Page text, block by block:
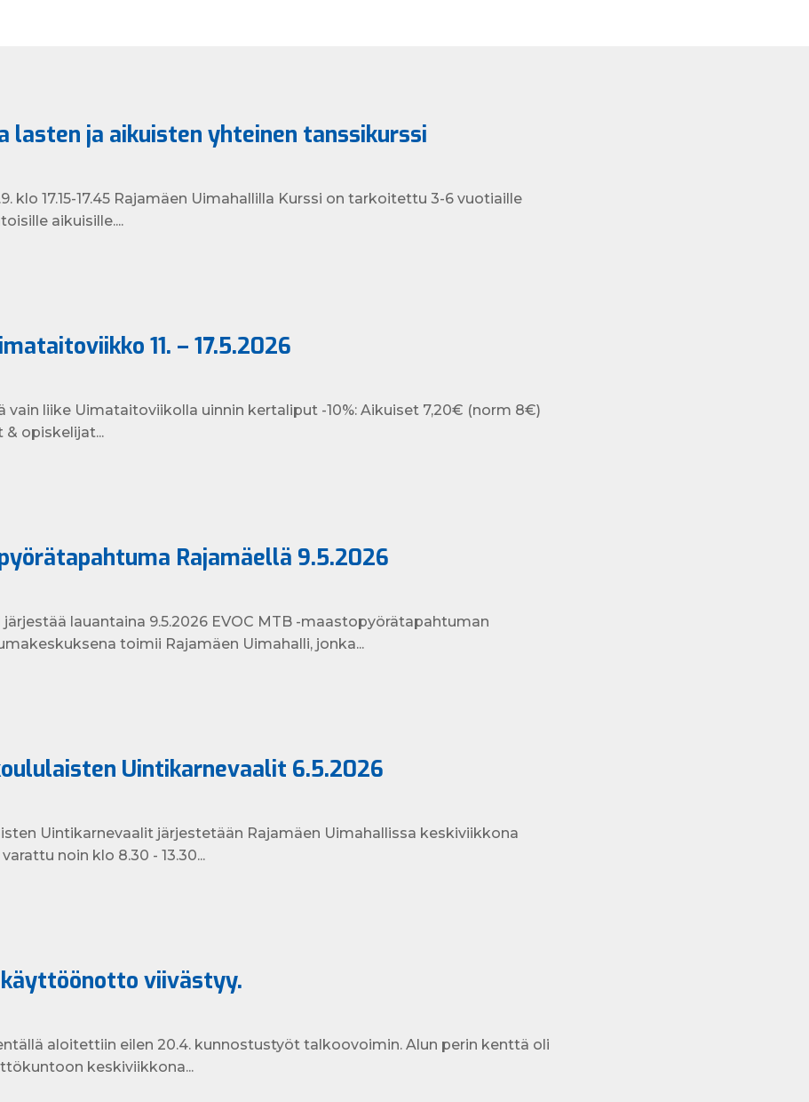
lasten ja aikuisten yhteinen tanssikurssi
klo 17.15-17.45 Rajamäen Uimahallilla Kurssi on tarkoitettu 3-6 vuotiaille
aikuisille....
11. – 17.5.2026
vain liike Uimataitoviikolla uinnin kertaliput -10%: Aikuiset 7,20€ (norm 8€)
& opiskelijat...
Rajamäellä 9.5.2026
järjestää lauantaina 9.5.2026 EVOC MTB -maastopyörätapahtuman
toimii Rajamäen Uimahalli, jonka...
Uintikarnevaalit 6.5.2026
Uintikarnevaalit järjestetään Rajamäen Uimahallissa keskiviikkona
noin klo 8.30 - 13.30...
viivästyy.
aloitettiin eilen 20.4. kunnostustyöt talkoovoimin. Alun perin kenttä oli
keskiviikkona...